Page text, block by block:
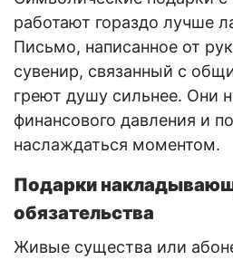
работают гораздо лучше
Письмо, написанное от
сувенир, связанный с
греют душу сильнее. Они
финансового давления и
наслаждаться моментом.
Подарки
обязательства
Живые существа или